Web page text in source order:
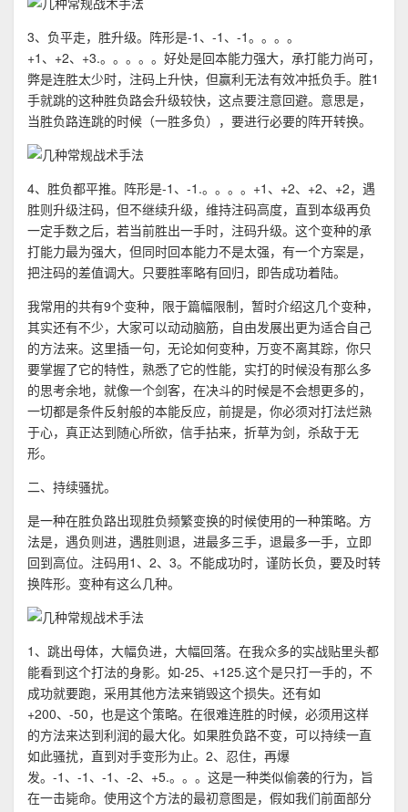
3、负平走，胜升级。阵形是-1、-1、-1。。。。
+1、+2、+3.。。。。。好处是回本能力强大，承打能力尚可，
弊是连胜太少时，注码上升快，但赢利无法有效冲抵负手。胜1
手就跳的这种胜负路会升级较快，这点要注意回避。意思是，
当胜负路连跳的时候（一胜多负），要进行必要的阵开转换。
4、胜负都平推。阵形是-1、-1.。。。。+1、+2、+2、+2，遇
胜则升级注码，但不继续升级，维持注码高度，直到本级再负
一定手数之后，若当前胜出一手时，注码升级。这个变种的承
打能力最为强大，但同时回本能力不是太强，有一个方案是，
把注码的差值调大。只要胜率略有回归，即告成功着陆。
我常用的共有9个变种，限于篇幅限制，暂时介绍这几个变种，
其实还有不少，大家可以动动脑筋，自由发展出更为适合自己
的方法来。这里插一句，无论如何变种，万变不离其踪，你只
要掌握了它的特性，熟悉了它的性能，实打的时候没有那么多
的思考余地，就像一个剑客，在决斗的时候是不会想更多的，
一切都是条件反射般的本能反应，前提是，你必须对打法烂熟
于心，真正达到随心所欲，信手拈来，折草为剑，杀敌于无
形。
二、持续骚扰。
是一种在胜负路出现胜负频繁变换的时候使用的一种策略。方
法是，遇负则进，遇胜则退，进最多三手，退最多一手，立即
回到高位。注码用1、2、3。不能成功时，谨防长负，要及时转
换阵形。变种有这么几种。
1、跳出母体，大幅负进，大幅回落。在我众多的实战贴里头都
能看到这个打法的身影。如-25、+125.这个是只打一手的，不
成功就要跑，采用其他方法来销毁这个损失。还有如
+200、-50，也是这个策略。在很难连胜的时候，必须用这样
的方法来达到利润的最大化。如果胜负路不变，可以持续一直
如此骚扰，直到对手变形为止。2、忍住，再爆
发。-1、-1、-1、-2、+5.。。。这是一种类似偷袭的行为，旨
在一击毙命。使用这个方法的最初意图是，假如我们前面部分